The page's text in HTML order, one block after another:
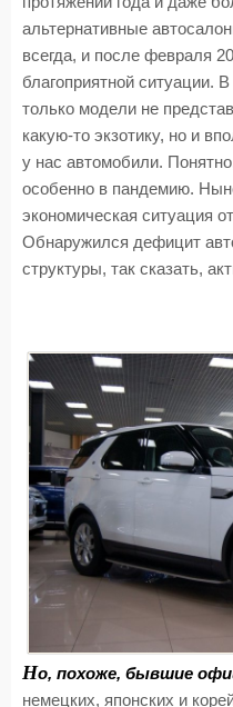
альтернативные
всегда, и после февраля
благоприятной ситуации.
только модели не
какую-то экзотику, но и
у нас автомобили.
особенно в пандемию.
экономическая ситуация
Обнаружился дефицит
структуры, так сказать,
Но, похоже, бывшие
немецких, японских и